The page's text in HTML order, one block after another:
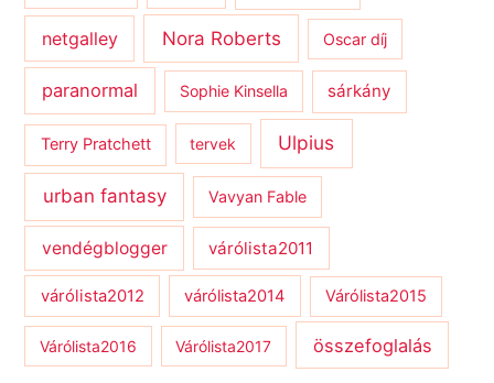
netgalley Nora Roberts Oscar díj
paranormal Sophie Kinsella sárkány
Terry Pratchett tervek Ulpius
urban fantasy Vavyan Fable
vendégblogger várólista2011
várólista2012 várólista2014 Várólista2015
Várólista2016 Várólista2017 összefoglalás